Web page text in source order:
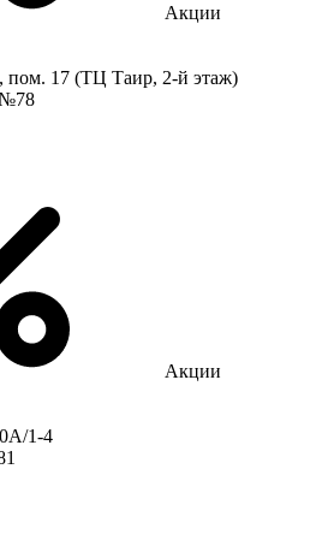
Акции
пом. 17 (ТЦ Таир, 2-й этаж)
Акции
1-4